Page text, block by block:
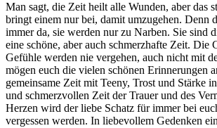
Man sagt, die Zeit heilt alle Wunden, aber das
bringt einem nur bei, damit umzugehen. Denn
immer da, sie werden nur zu Narben. Sie sind
eine schöne, aber auch schmerzhafte Zeit. Die
Gefühle werden nie vergehen, auch nicht mit
mögen euch die vielen schönen Erinnerungen
gemeinsame Zeit mit Teeny, Trost und Stärke
und schmerzvollen Zeit der Trauer und des
Herzen wird der liebe Schatz für immer bei
vergessen werden. In liebevollem Gedenken